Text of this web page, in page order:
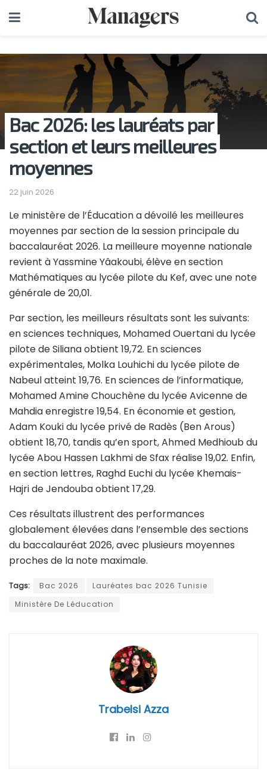
Bac 2026: les lauréats par
section et leurs meilleures
moyennes
22 juin 2026
Le ministère de l’Éducation a dévoilé les meilleures
moyennes par section de la session principale du
baccalauréat 2026. La meilleure moyenne nationale
revient à Yassmine Yâakoubi, élève en section
Mathématiques au lycée pilote du Kef, avec une note
générale de 20,01.
Par section, les meilleurs résultats sont les suivants:
en sciences techniques, Mohamed Ouertani du lycée
pilote de Siliana obtient 19,72. En sciences
expérimentales, Molka Louhichi du lycée pilote de
Nabeul atteint 19,76. En sciences de l’informatique,
Mohamed Amine Chouchène du lycée Avicenne de
Mahdia enregistre 19,54. En économie et gestion,
Adam Kouki du lycée privé de Radès (Ben Arous)
obtient 18,70, tandis qu’en sport, Ahmed Medhioub du
lycée Abou Hassen Lakhmi de Sfax réalise 19,02. Enfin,
en section lettres, Raghd Euchi du lycée Khemais-
Hajri de Jendouba obtient 17,29.
Ces résultats illustrent des performances
globalement élevées dans l’ensemble des sections
du baccalauréat 2026, avec plusieurs moyennes
proches de la note maximale.
Tags: Bac 2026
Lauréates bac 2026 Tunisie
Ministère De Léducation
Trabelsi Azza